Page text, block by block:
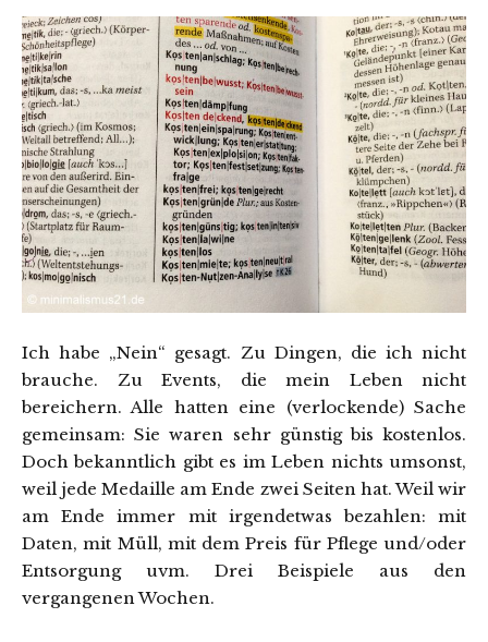
Ich habe „Nein“ gesagt. Zu Dingen, die ich nicht
brauche. Zu Events, die mein Leben nicht
bereichern. Alle hatten eine (verlockende) Sache
gemeinsam: Sie waren sehr günstig bis kostenlos.
Doch bekanntlich gibt es im Leben nichts umsonst,
weil jede Medaille am Ende zwei Seiten hat. Weil wir
am Ende immer mit irgendetwas bezahlen: mit
Daten, mit Müll, mit dem Preis für Pflege und/oder
Entsorgung uvm. Drei Beispiele aus den
vergangenen Wochen.